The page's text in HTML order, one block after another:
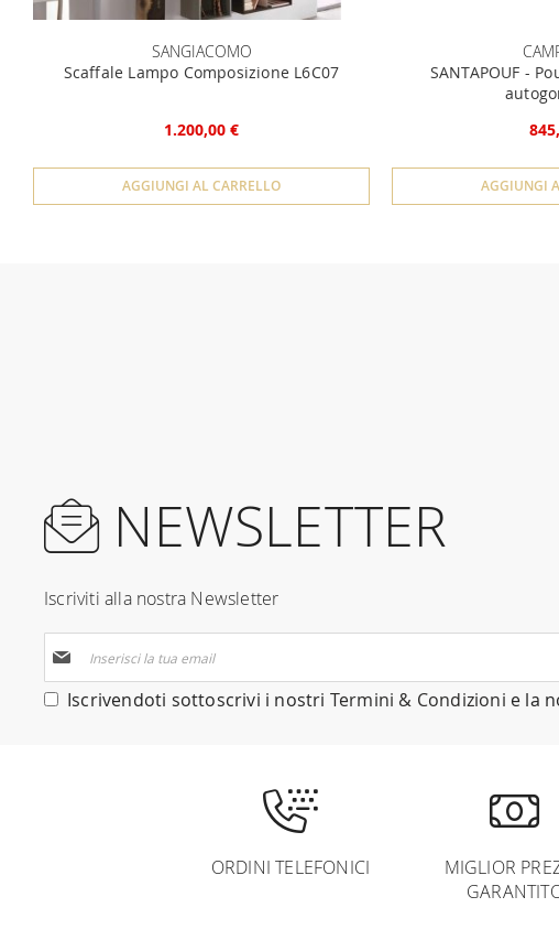
SANGIACOMO
Scaffale Lampo Composizione L6C07
1.200,00 €
AGGIUNGI AL CARRELLO
SANTAPOUF -
AGGIUNGI
NEWSLETTER
Iscriviti alla nostra Newsletter
alla
nostra
Iscrivendoti sottoscrivi i nostri Termini & Condizioni e la
ORDINI TELEFONICI
MIGLIOR